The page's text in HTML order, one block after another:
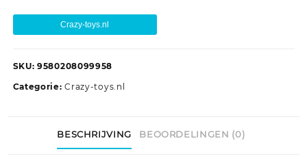
Crazy-toys.nl
SKU: 9580208099958
Categorie:Crazy-toys.nl
BESCHRIJVING BEOORDELINGEN (0)